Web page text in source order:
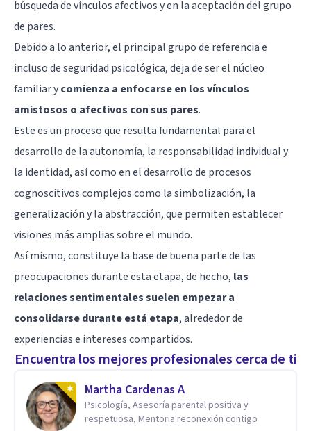
búsqueda de vínculos afectivos y en la aceptación del grupo
de pares.
Debido a lo anterior, el principal grupo de referencia e
incluso de seguridad psicológica, deja de ser el núcleo
familiar ycomienza a enfocarse en los vínculos
amistosos o afectivos con sus pares.
Este es un proceso que resulta fundamental para el
desarrollo de la autonomía, la responsabilidad individual y
la identidad, así como en el desarrollo de procesos
cognoscitivos complejos como la simbolización, la
generalización y la abstracción, que permiten establecer
visiones más amplias sobre el mundo.
Así mismo, constituye la base de buena parte de las
preocupaciones durante esta etapa, de hecho, las
relaciones sentimentales suelen empezar a
consolidarse durante está etapa, alrededor de
experiencias e intereses compartidos.
Encuentra los mejores profesionales cerca de ti
Martha Cardenas A
Psicología, Asesoría parental positiva y
respetuosa, Mentoria reconexión contigo